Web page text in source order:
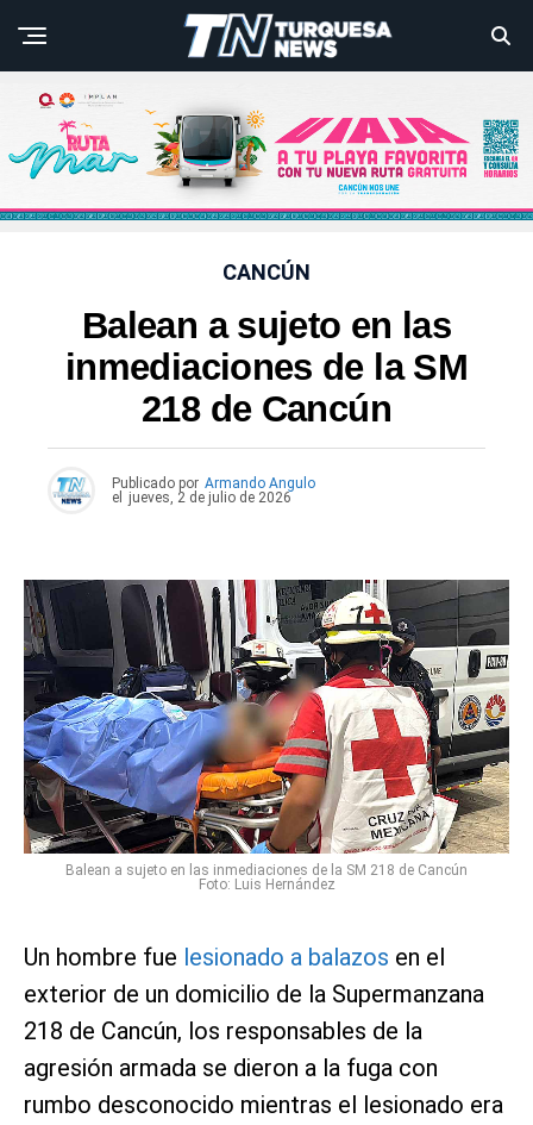
CANCÚN
Balean a sujeto en las
inmediaciones de la SM
218 de Cancún
Publicado por Armando Angulo
el
jueves, 2 de julio de 2026
Balean a sujeto en las inmediaciones de la SM 218 de Cancún
Foto: Luis Hernández
Un hombre fue lesionado a balazos en el
exterior de un domicilio de la Supermanzana
218 de Cancún, los responsables de la
agresión armada se dieron a la fuga con
rumbo desconocido mientras el lesionado era